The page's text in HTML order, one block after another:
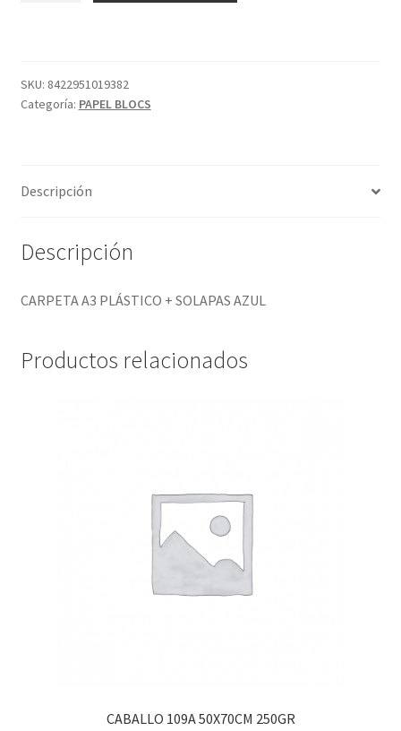
AZUL
cantidad
SKU: 8422951019382
Categoría: PAPEL BLOCS
Descripción
Descripción
CARPETA A3 PLÁSTICO + SOLAPAS AZUL
Productos relacionados
CABALLO 109A 50X70CM 250GR